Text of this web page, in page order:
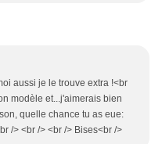
aussi je le trouve extra !<br
modèle et...j'aimerais bien
quelle chance tu as eue:
/> <br /> <br /> Bises<br />